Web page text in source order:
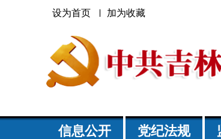
设为首页 加为收藏
信息公开 党纪法规